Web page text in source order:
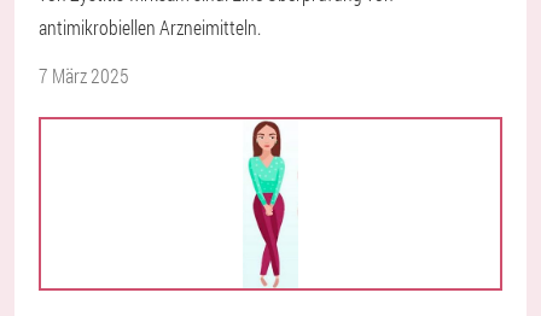
antimikrobiellen Arzneimitteln.
7 März 2025